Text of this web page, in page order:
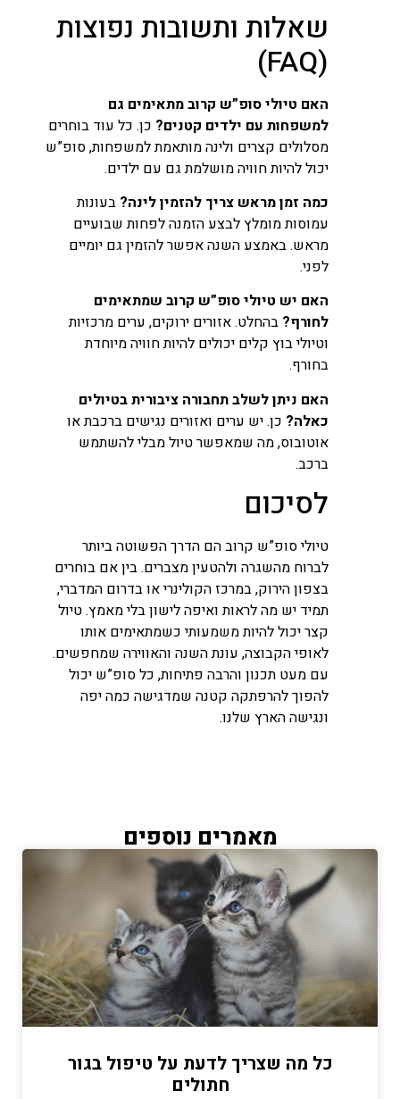
שאלות ותשובות נפוצות
(FAQ)
האם טיולי סופ”ש קרוב מתאימים גם
למשפחות עם ילדים קטנים? כן. כל עוד בוחרים
מסלולים קצרים ולינה מותאמת למשפחות, סופ”ש
יכול להיות חוויה מושלמת גם עם ילדים.
כמה זמן מראש צריך להזמין לינה? בעונות
עמוסות מומלץ לבצע הזמנה לפחות שבועיים
מראש. באמצע השנה אפשר להזמין גם יומיים
לפני.
האם יש טיולי סופ”ש קרוב שמתאימים
לחורף? בהחלט. אזורים ירוקים, ערים מרכזיות
וטיולי בוץ קלים יכולים להיות חוויה מיוחדת
בחורף.
האם ניתן לשלב תחבורה ציבורית בטיולים
כאלה? כן. יש ערים ואזורים נגישים ברכבת או
אוטובוס, מה שמאפשר טיול מבלי להשתמש
ברכב.
לסיכום
טיולי סופ”ש קרוב הם הדרך הפשוטה ביותר
לברוח מהשגרה ולהטעין מצברים. בין אם בוחרים
בצפון הירוק, במרכז הקולינרי או בדרום המדברי,
תמיד יש מה לראות ואיפה לישון בלי מאמץ. טיול
קצר יכול להיות משמעותי כשמתאימים אותו
לאופי הקבוצה, עונת השנה והאווירה שמחפשים.
עם מעט תכנון והרבה פתיחות, כל סופ”ש יכול
להפוך להרפתקה קטנה שמדגישה כמה יפה
ונגישה הארץ שלנו.
מאמרים נוספים
כל מה שצריך לדעת על טיפול בגור
חתולים